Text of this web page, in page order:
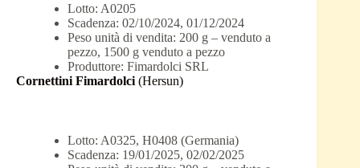
Lotto: A0205
Scadenza: 02/10/2024, 01/12/2024
Peso unità di vendita: 200 g – venduto a
pezzo, 1500 g venduto a pezzo
Produttore: Fimardolci SRL
Cornettini Fimardolci (Hersun)
Lotto: A0325, H0408 (Germania)
Scadenza: 19/01/2025, 02/02/2025